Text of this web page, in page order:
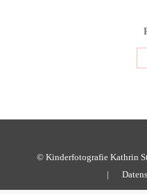
© Kinderfotografie
|